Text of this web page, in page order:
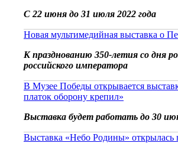
С 22 июня до 31 июля 2022 года
Новая мультимедийная выставка о
К празднованию 350-летия со дня
российского императора
В Музее Победы открывается
платок оборону крепил»
Выставка будет работать до 30
Выставка «Небо Родины»